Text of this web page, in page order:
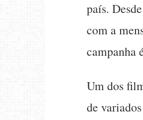
país.
com a
campanha
Um dos
de